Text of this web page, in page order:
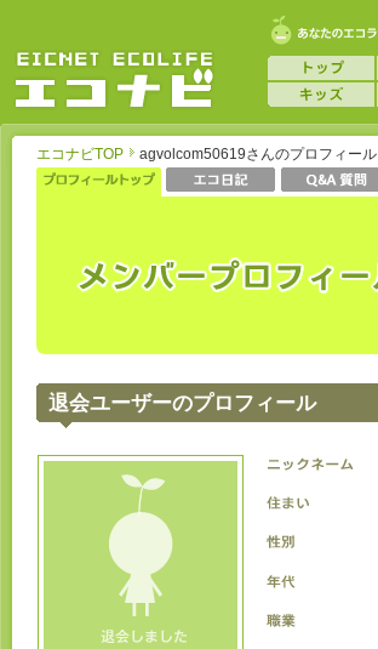
エコナビTOP agvolcom50619さんのプロフィール
退会ユーザーのプロフィール